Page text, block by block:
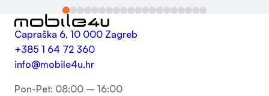
Capraška 6, 10 000 Zagreb
+385 1 64 72 360
info@mobile4u.hr
Pon-Pet: 08:00 – 16:00